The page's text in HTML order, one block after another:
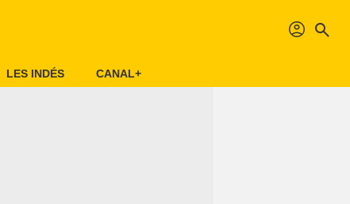
profil search
LES INDÉS CANAL+